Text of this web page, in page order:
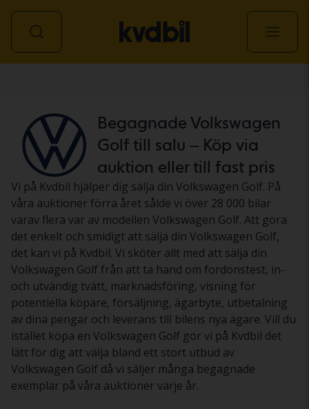
Begagnade Volkswagen
Golf till salu – Köp via
auktion eller till fast pris
Vi på Kvdbil hjälper dig sälja din Volkswagen Golf. På
våra auktioner förra året sålde vi över 28 000 bilar
varav flera var av modellen Volkswagen Golf. Att göra
det enkelt och smidigt att sälja din Volkswagen Golf,
det kan vi på Kvdbil. Vi sköter allt med att sälja din
Volkswagen Golf från att ta hand om fordonstest, in-
och utvändig tvätt, marknadsföring, visning för
potentiella köpare, försäljning, ägarbyte, utbetalning
av dina pengar och leverans till bilens nya ägare. Vill du
istället köpa en Volkswagen Golf gör vi på Kvdbil det
lätt för dig att välja bland ett stort utbud av
Volkswagen Golf då vi säljer många begagnade
exemplar på våra auktioner varje år.